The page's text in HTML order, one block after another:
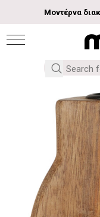
Μοντέρνα